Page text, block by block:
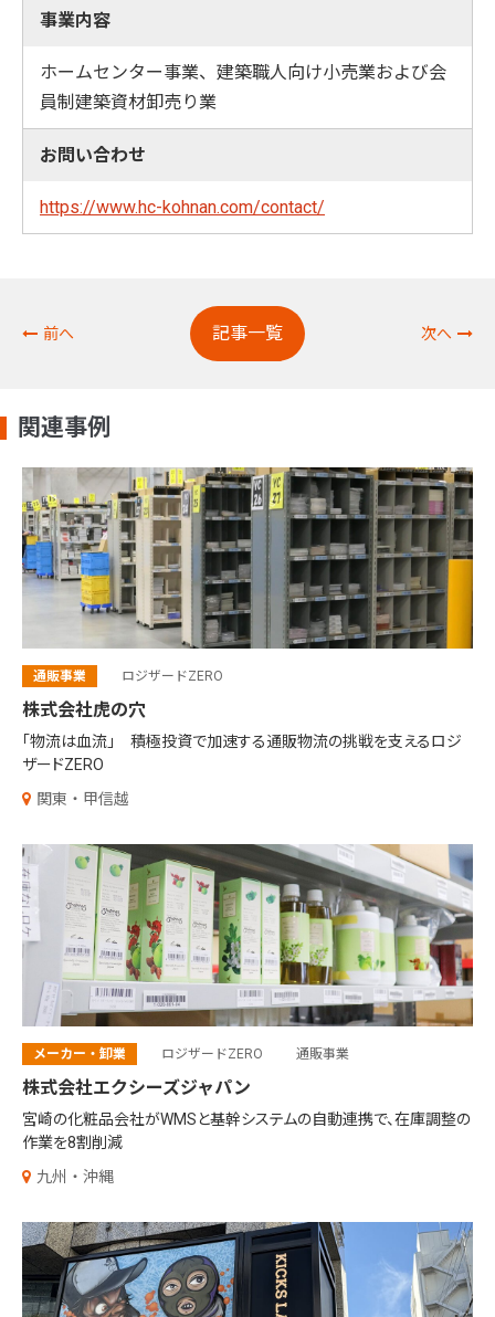
事業内容
ホームセンター事業、建築職人向け小売業および会
員制建築資材卸売り業
お問い合わせ
https://www.hc-kohnan.com/contact/
前へ 記事一覧 次へ
関連事例
通販事業 ロジザードZERO
株式会社虎の穴
「物流は血流」 積極投資で加速する通販物流の挑戦を支えるロジ
ザードZERO
関東・甲信越
メーカー・卸業 ロジザードZERO 通販事業
株式会社エクシーズジャパン
宮崎の化粧品会社がWMSと基幹システムの自動連携で、在庫調整の
作業を8割削減
九州・沖縄